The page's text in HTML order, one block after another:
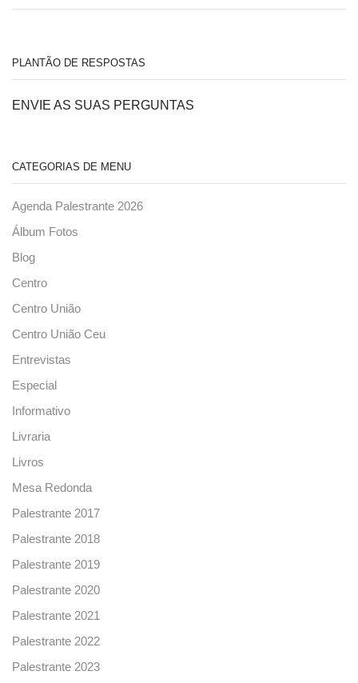
PLANTÃO DE RESPOSTAS
ENVIE AS SUAS PERGUNTAS
CATEGORIAS DE MENU
Agenda Palestrante 2026
Álbum Fotos
Blog
Centro
Centro União
Centro União Ceu
Entrevistas
Especial
Informativo
Livraria
Livros
Mesa Redonda
Palestrante 2017
Palestrante 2018
Palestrante 2019
Palestrante 2020
Palestrante 2021
Palestrante 2022
Palestrante 2023